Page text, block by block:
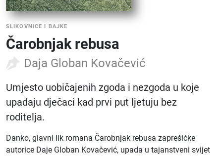
SLIKOVNICE I BAJKE
Čarobnjak rebusa
Daja Globan Kovačević
Umjesto uobičajenih zgoda i nezgoda u koje
upadaju dječaci kad prvi put ljetuju bez
roditelja.
Danko, glavni lik romana Čarobnjak rebusa zaprešićke
autorice Daje Globan Kovačević, upada u tajanstveni svijet